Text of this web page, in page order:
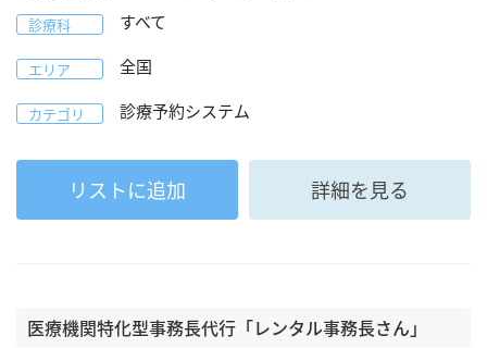
診療科 すべて
エリア 全国
カテゴリ 診療予約システム
リストに追加 詳細を見る
医療機関特化型事務長代行「レンタル事務長さん」